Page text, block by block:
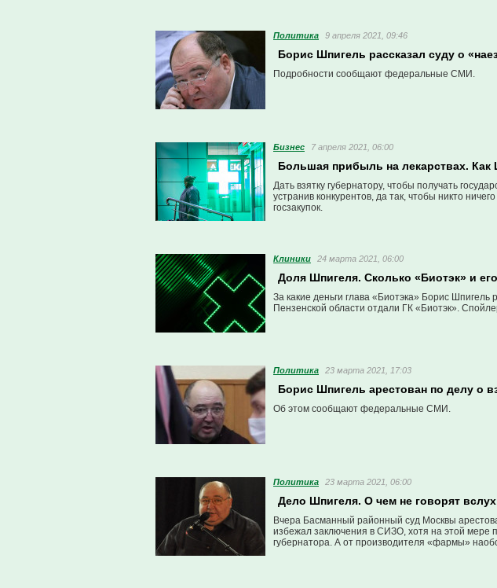
Политика 9 апреля 2021, 09:46
Борис Шпигель рассказал суду о
Подробности сообщают федеральные СМИ.
Бизнес 7 апреля 2021, 06:00
Большая прибыль на лекарствах. Как
Дать взятку губернатору, чтобы получать
устранив конкурентов, да так, чтобы никто
госзакупок.
Клиники 24 марта 2021, 06:00
Доля Шпигеля. Сколько «Биотэк» и
За какие деньги глава «Биотэка» Борис
Пензенской области отдали ГК «Биотэк».
Политика 23 марта 2021, 17:03
Борис Шпигель арестован по делу о
Об этом сообщают федеральные СМИ.
Политика 23 марта 2021, 06:00
Дело Шпигеля. О чем не говорят вслух
Вчера Басманный районный суд Москвы
избежал заключения в СИЗО, хотя на этой мере
губернатора. А от производителя «фармы»